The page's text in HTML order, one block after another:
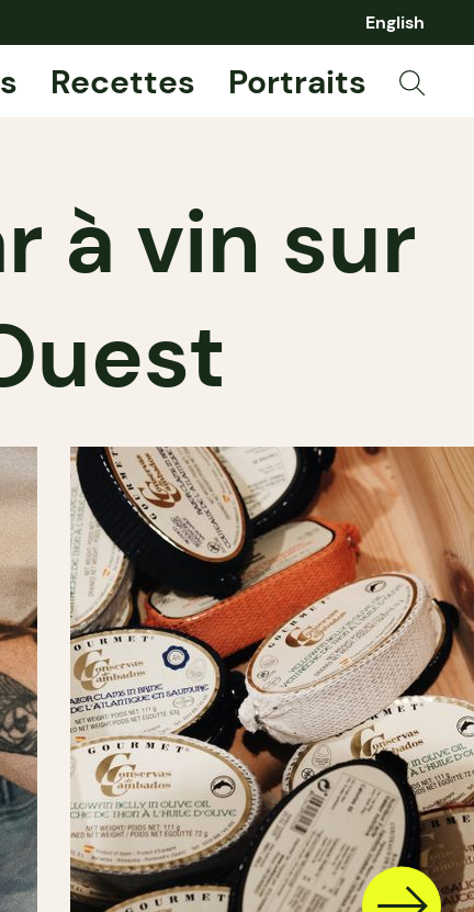
English
Recettes Portraits
à vin sur